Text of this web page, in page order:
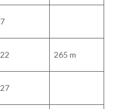
7
22 265 m
27